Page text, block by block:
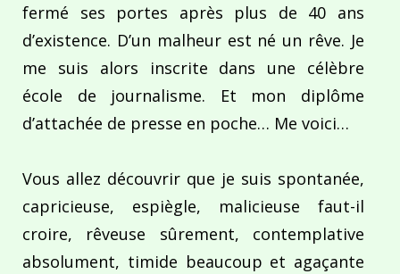
fermé ses portes après plus de 40 ans
d’existence. D’un malheur est né un rêve. Je
me suis alors inscrite dans une célèbre
école de journalisme. Et mon diplôme
d’attachée de presse en poche… Me voici…
Vous allez découvrir que je suis spontanée,
capricieuse, espiègle, malicieuse faut-il
croire, rêveuse sûrement, contemplative
absolument, timide beaucoup et agaçante